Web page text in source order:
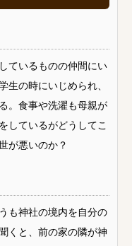
ているものの仲間にい
生の時にいじめられ、
。食事や洗濯も母親が
しているがどうしてこ
が悪いのか？
も神社の境内を自分の
くと、前の家の隣が神